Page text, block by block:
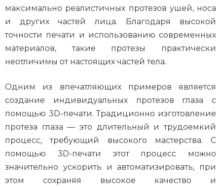
максимально реалистичных протезов ушей, носа
и других частей лица. Благодаря высокой
точности печати и использованию современных
материалов, такие протезы практически
неотличимы от настоящих частей тела.
Одним из впечатляющих примеров является
создание индивидуальных протезов глаза с
помощью 3D-печати. Традиционно изготовление
протеза глаза — это длительный и трудоемкий
процесс, требующий высокого мастерства. С
помощью 3D-печати этот процесс можно
значительно ускорить и автоматизировать, при
этом сохраняя высокое качество и